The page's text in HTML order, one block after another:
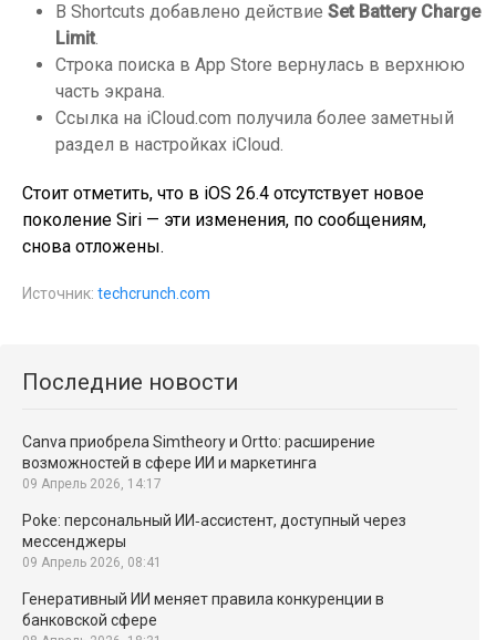
В Shortcuts добавлено действие Set Battery Charge
Limit.
Строка поиска в App Store вернулась в верхнюю
часть экрана.
Ссылка на iCloud.com получила более заметный
раздел в настройках iCloud.
Стоит отметить, что в iOS 26.4 отсутствует новое
поколение Siri — эти изменения, по сообщениям,
снова отложены.
Источник: techcrunch.com
Последние новости
Canva приобрела Simtheory и Ortto: расширение
возможностей в сфере ИИ и маркетинга
09 Апрель 2026, 14:17
Poke: персональный ИИ‑ассистент, доступный через
мессенджеры
09 Апрель 2026, 08:41
Генеративный ИИ меняет правила конкуренции в
банковской сфере